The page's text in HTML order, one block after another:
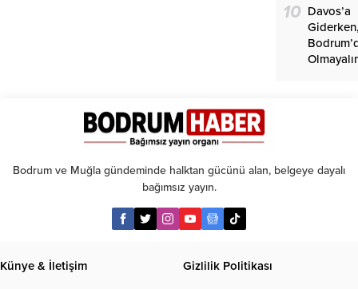
10 Davos’a
Bodrum ve Muğla gündeminde halktan gücünü alan, belgeye dayalı
bağımsız yayın.
Künye & İletişim Gizlilik Politikası